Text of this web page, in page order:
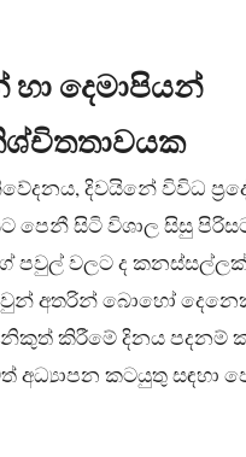
දෙමාපියන්
දිවයිනේ විවිධ
පෙනී සිටි විශාල සිසු
පවුල් වලට ද
අතරින් බොහෝ
නිකුත් කිරීමේ දිනය පදනම්
අධ්‍යාපන කටයුතු සඳහා